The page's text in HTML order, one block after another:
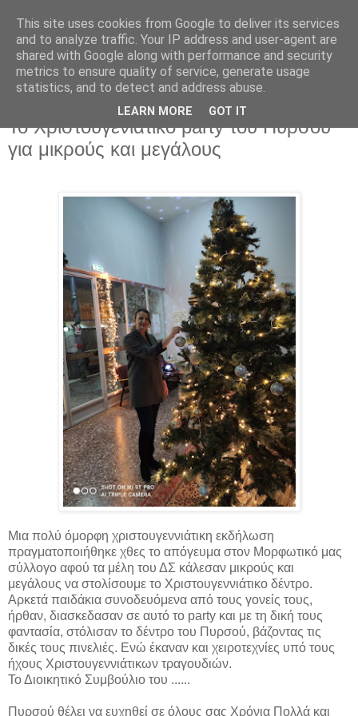
Κυριακή 5 Δεκεμβρίου 2021
Το Χριστουγενιάτικο party του Πυρσού
για μικρούς και μεγάλους
Μια πολύ όμορφη χριστουγεννιάτικη εκδήλωση
πραγματοποιήθηκε χθες το απόγευμα στον Μορφωτικό μας
σύλλογο αφού τα μέλη του ΔΣ κάλεσαν μικρούς και
μεγάλους να στολίσουμε το Χριστουγεννιάτικο δέντρο.
Αρκετά παιδάκια συνοδευόμενα από τους γονείς τους,
ήρθαν, διασκεδασαν σε αυτό το party και με τη δική τους
φαντασία, στόλισαν το δέντρο του Πυρσού, βάζοντας τις
δικές τους πινελιές. Ενώ έκαναν και χειροτεχνίες υπό τους
ήχους Χριστουγεννιάτικων τραγουδιών.
Το Διοικητικό Συμβούλιο του ......
Πυρσού θέλει να ευχηθεί σε όλους σας Χρόνια Πολλά και
This site uses cookies from Google to deliver its services
and to analyze traffic. Your IP address and user-agent are
shared with Google along with performance and security
metrics to ensure quality of service, generate usage
statistics, and to detect and address abuse.
LEARN MORE GOT IT